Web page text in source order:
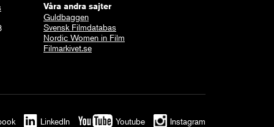
Våra andra sajter
Guldbaggen
Svensk Filmdatabas
Nordic Women in Film
Filmarkivet.se
LinkedIn Youtube Instagram